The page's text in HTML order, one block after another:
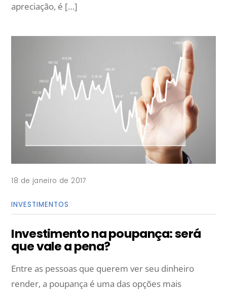
apreciação, é […]
18 de janeiro de 2017
INVESTIMENTOS
Investimento na poupança: será
que vale a pena?
Entre as pessoas que querem ver seu dinheiro
render, a poupança é uma das opções mais